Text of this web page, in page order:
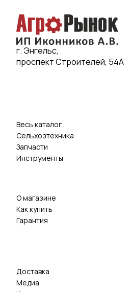
г. Энгельс,
проспект Строителей, 54А
Весь каталог
Сельхозтехника
Запчасти
Инструменты
О магазине
Как купить
Гарантия
Доставка
Медиа